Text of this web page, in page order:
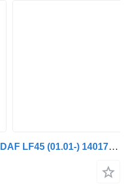
Pompă de ridicare a cabinei DAF LF45 (01.01-) 1401747 pentru cap tractor DAF LF45, LF55, LF180, CF65, CF75, CF85 (2001-)